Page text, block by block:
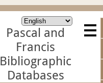
Pascal and
Francis
Bibliographic
Databases